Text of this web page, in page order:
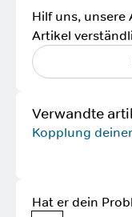
Hilf uns, unsere
Artikel
Verwandte
Kopplung
Hat er dein